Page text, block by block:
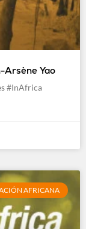
Yao
#InAfrica
AFRICANA